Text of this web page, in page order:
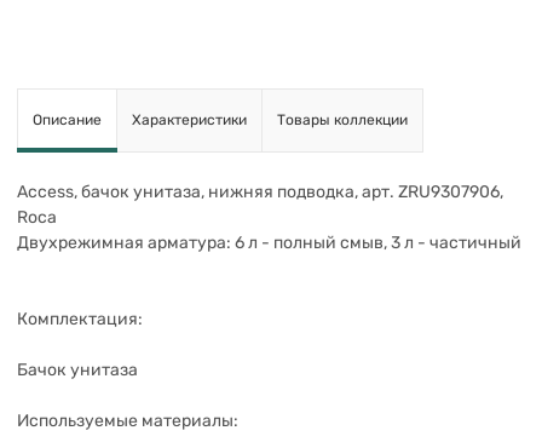
Описание Характеристики Товары коллекции
Access, бачок унитаза, нижняя подводка, арт. ZRU9307906,
Roca
Двухрежимная арматура: 6 л - полный смыв, 3 л - частичный
Комплектация:
Бачок унитаза
Используемые материалы: